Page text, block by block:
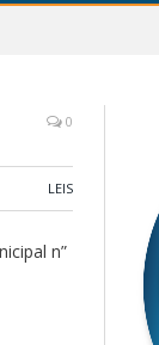
0
LEIS
n”